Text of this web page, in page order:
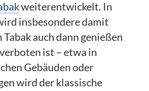
weiterentwickelt. In
insbesondere damit
auch dann genießen
ist – etwa in
Gebäuden oder
wird der klassische